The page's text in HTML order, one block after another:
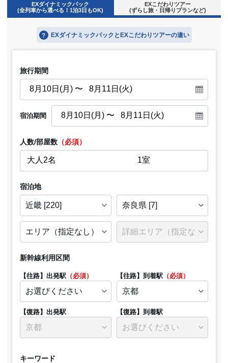
EXダイナミックパック
(全列車から選べる！1泊3日もOK)
EXこだわりツアー
(ずらし旅・日帰りプランなど)
? EXダイナミックパックとEXこだわりツアーの違い
旅行期間
宿泊期間
人数/部屋数 （必須）
宿泊地
新幹線利用区間
【往路】出発駅 （必須） 【往路】到着駅 （必須）
【復路】出発駅 【復路】到着駅
キーワード